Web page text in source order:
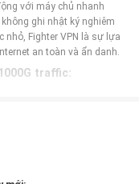
với máy chủ nhanh
ghi nhật ký nghiêm
Fighter VPN là sự lựa
an toàn và ẩn danh.
traffic: